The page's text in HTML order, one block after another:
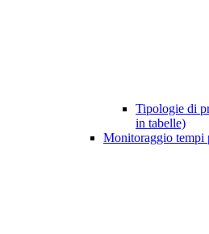
Tipologie di
in tabelle)
Monitoraggio tempi